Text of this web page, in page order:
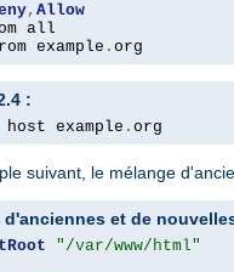
, Allow
example . org
:
host example . org
suivant, le mélange
d'anciennes et de
"/var/www/html"